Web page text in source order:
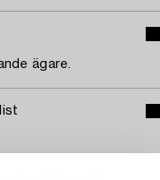
ägare.